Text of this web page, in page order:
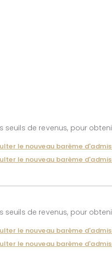
seuils de revenus, pour
le nouveau barème
le nouveau barème
seuils de revenus, pour
le nouveau barème
le nouveau barème